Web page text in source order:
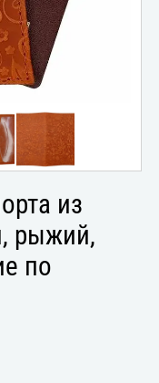
из
рыжий,
по